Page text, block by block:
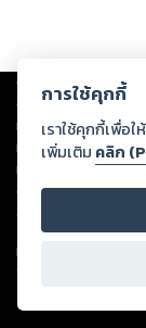
Copyright © 2026
ต่อผลงานหรือเนื้อหาใ
ทรัพย์สินทางปัญญาขอ
ทุกท่านโปรดใช้วิจาร
หนึ่งส่วนใดขัดต่อกฎห
ดำเนินการในทันที ทั้
ลิขสิทธิ์ พ.ศ. 2537 (ฉบั
For support:
Version
การใช้คุกกี้
เราใช้คุกกี้เพื่อ
เพิ่มเติม คลิก